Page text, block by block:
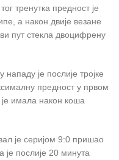
тренутка предност је
а након двије везане
пут стекла двоцифрену
је послије тројке
предност у првом
имала након коша
је серијом 9:0 пришао
је послије 20 минута